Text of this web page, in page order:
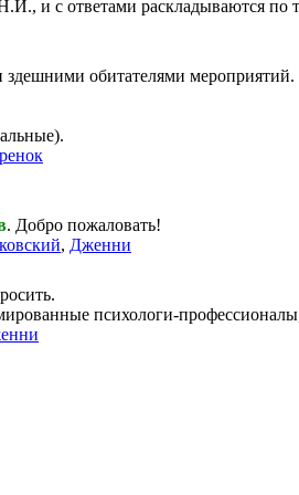
и с ответами раскладываются по
обитателями мероприятий.
. Добро пожаловать!
, Дженни
психологи-